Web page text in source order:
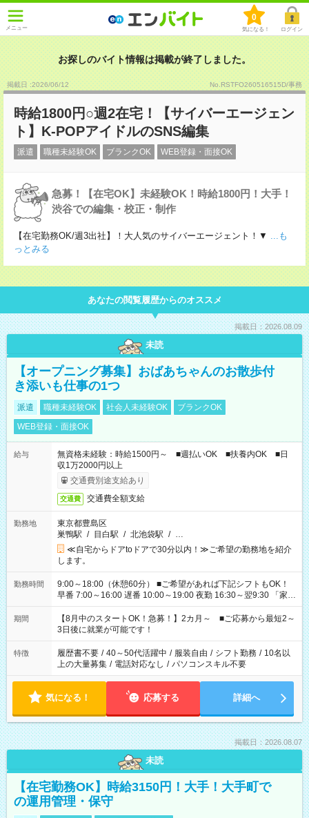
メニュー
0
気になる！ ログイン
お探しのバイト情報は掲載が終了しました。
掲載日 :2026/06/12 No.RSTFO260516515D/事務
時給1800円○週2在宅！【サイバーエージェン
ト】K-POPアイドルのSNS編集
派遣 職種未経験OK ブランクOK WEB登録・面接OK
急募！【在宅OK】未経験OK！時給1800円！大手！
渋谷での編集・校正・制作
【在宅勤務OK/週3出社】！大人気のサイバーエージェント！▼ ...も
っとみる
あなたの閲覧履歴からのオススメ
掲載日：2026.08.09
未読
【オープニング募集】おばあちゃんのお散歩付
き添いも仕事の1つ
派遣 職種未経験OK 社会人未経験OK
ブランクOK
WEB登録・面接OK
給与
無資格未経験：時給1500円～ ■週払いOK ■扶養内OK ■日
収1万2000円以上
交通費別途支給あり
交通費 交通費全額支給
勤務地
東京都豊島区
巣鴨駅 / 目白駅 / 北池袋駅 / …
≪自宅からドアtoドアで30分以内！≫ご希望の勤務地を紹介
します。
勤務時間
9:00～18:00（休憩60分） ■ご希望があれば下記シフトもOK！
早番 7:00～16:00 遅番 10:00～19:00 夜勤 16:30～翌9:30 「家族
と休みを合わせたい」 「余裕を持って夕飯の準備がしたい」
「できれば残業はしたくない」 など、ご希望を教えてください
ね。 ※Wワーク希望の方へ 今ご覧のお仕事で希望する勤務時間
と、もう1つのお仕事の勤務時間。 合計で週40時間を超える場
合は応募できません。
期間
【8月中のスタートOK！急募！】2カ月～ ■ご応募から最短2～
3日後に就業が可能です！
特徴 履歴書不要 / 40～50代活躍中 / 服装自由 / シフト勤務 / 10名以
上の大量募集 / 電話対応なし / パソコンスキル不要
気になる！ 応募する 詳細へ
掲載日：2026.08.07
未読
【在宅勤務OK】時給3150円！大手！大手町で
の運用管理・保守